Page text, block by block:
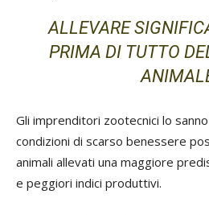
ALLEVARE
PRIMA DI TUTTO
Gli imprenditori zootecnici lo
condizioni di scarso benessere
animali allevati una maggiore
e peggiori indici produttivi.